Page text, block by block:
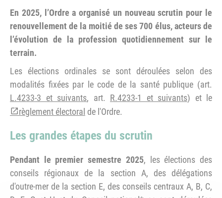
En 2025, l’Ordre a organisé un nouveau scrutin pour le
renouvellement de la moitié de ses 700 élus, acteurs de
l’évolution de la profession quotidiennement sur le
terrain.
Les élections ordinales se sont déroulées selon des
modalités fixées par le code de la santé publique (art.
L.4233-3 et suivants, art. R.4233-1 et suivants) et le
règlement électoral de l'Ordre.
Les grandes étapes du scrutin
Pendant le premier semestre 2025, les élections des
conseils régionaux de la section A, des délégations
d'outre-mer de la section E, des conseils centraux A, B, C,